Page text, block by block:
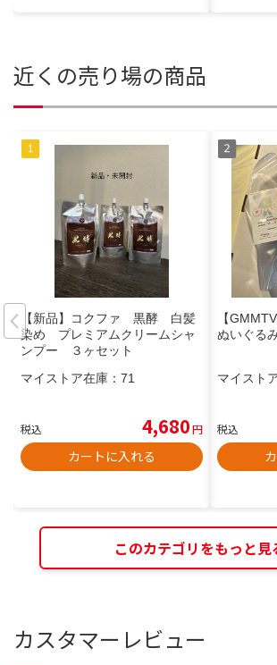
近くの売り場の商品
【新品】コクファ 黒酵 白髪
染め プレミアムクリームシャ
ンプー ３ヶセット
マイストア在庫： 71
税込 4,680円
カートに入れる
【
ぬいぐる
マイスト
税込
このカテゴリをもっと見
カスタマーレビュー